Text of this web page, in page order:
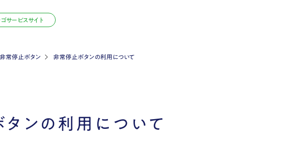
サービスサイト
非常停止ボタン 非常停止ボタンの利用について
ンの利用について